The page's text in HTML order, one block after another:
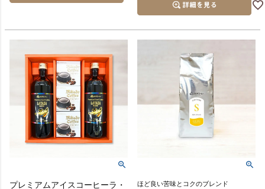
プレミアムアイスコーヒーラ・
ほど良い苦味とコクのブレンド